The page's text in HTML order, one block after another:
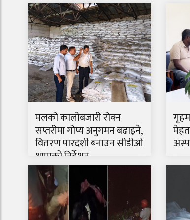
मलको कालोबजारी रोक्न
सप्तरीमा गोप्य अनुगमन बढाइने,
वितरण पारदर्शी बनाउन सीडीओ
थापाको निर्देशन